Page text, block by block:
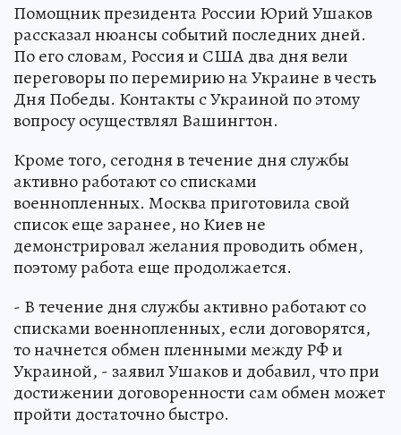
Помощник президента России Юрий Ушаков
рассказал нюансы событий последних дней.
По его словам, Россия и США два дня вели
переговоры по перемирию на Украине в честь
Дня Победы. Контакты с Украиной по этому
вопросу осуществлял Вашингтон.
Кроме того, сегодня в течение дня службы
активно работают со списками
военнопленных. Москва приготовила свой
список еще заранее, но Киев не
демонстрировал желания проводить обмен,
поэтому работа еще продолжается.
- В течение дня службы активно работают со
списками военнопленных, если договорятся,
то начнется обмен пленными между РФ и
Украиной, - заявил Ушаков и добавил, что при
достижении договоренности сам обмен может
пройти достаточно быстро.